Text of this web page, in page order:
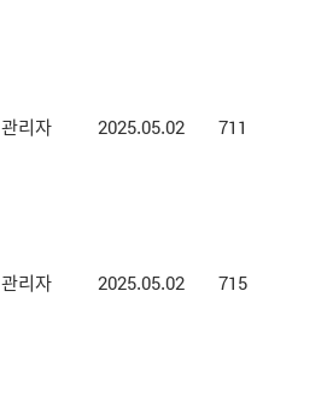
관리자 2025.05.02 711
관리자 2025.05.02 715